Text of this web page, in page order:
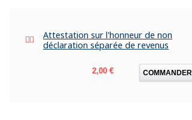
Attestation sur l'honneur de non
déclaration séparée de revenus
Prix
2,00 € COMMANDER